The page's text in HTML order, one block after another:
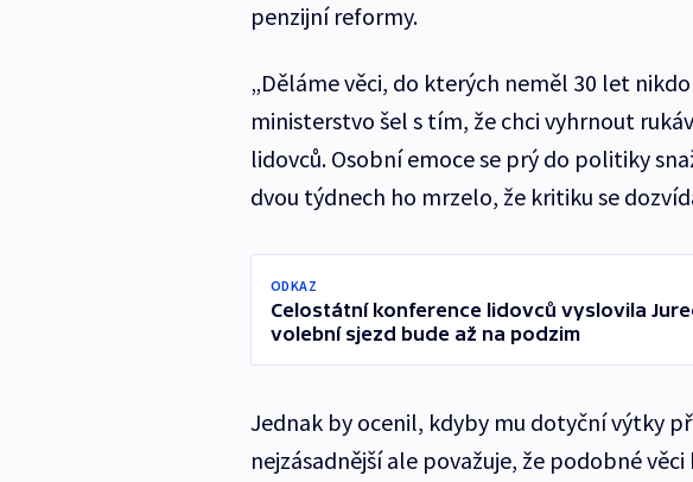
penzijní reformy.
„Děláme věci, do kterých neměl 30 let
ministerstvo šel s tím, že chci vyhrnout
lidovců. Osobní emoce se prý do politiky
dvou týdnech ho mrzelo, že kritiku se
ODKAZ
Celostátní konference lidovců vyslovila
volební sjezd bude až na podzim
Jednak by ocenil, kdyby mu dotyční výtky
nejzásadnější ale považuje, že podobné